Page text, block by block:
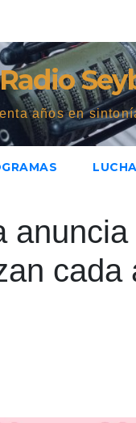
años en
cada